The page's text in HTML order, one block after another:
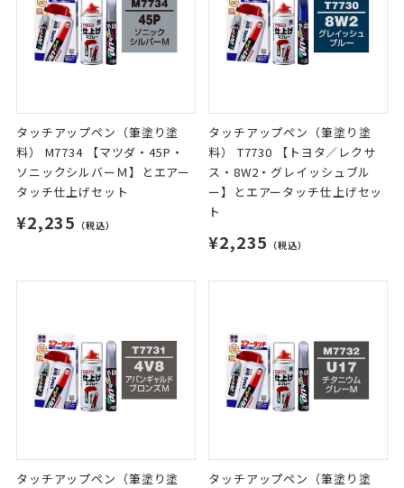
タッチアップペン（筆塗り塗
料） M7734 【マツダ・45P・
ソニックシルバーＭ】とエアー
タッチ仕上げセット
¥2,235 （税込）
タッチアップペン（筆塗り塗
料） T7730 【トヨタ／レクサ
ス・8W2・グレイッシュブル
ー】とエアータッチ仕上げセッ
ト
¥2,235 （税込）
タッチアップペン（筆塗り塗
タッチアップペン（筆塗り塗